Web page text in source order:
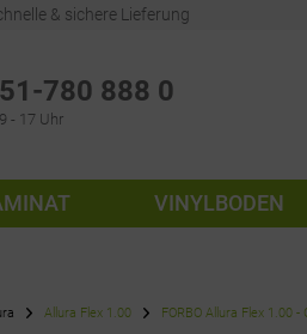
& sichere Lieferung
780 888 0
- 17 Uhr
VINYLBODEN
Allura Flex 1.00 FORBO Allura Flex 1.00